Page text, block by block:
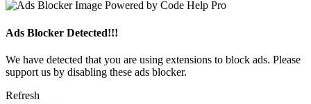
Ads Blocker Detected!!!
We have detected that you are using extensions to block ads. Please
support us by disabling these ads blocker.
Refresh